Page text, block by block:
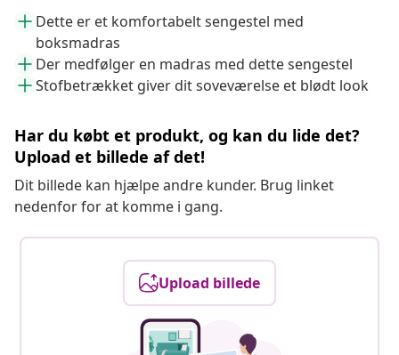
Dette er et komfortabelt sengestel med
boksmadras
Der medfølger en madras med dette sengestel
Stofbetrækket giver dit soveværelse et blødt look
Har du købt et produkt, og kan du lide det?
Upload et billede af det!
Dit billede kan hjælpe andre kunder. Brug linket
nedenfor for at komme i gang.
Upload billede